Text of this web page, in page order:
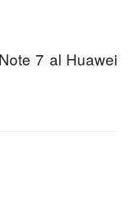
7 al Huawei